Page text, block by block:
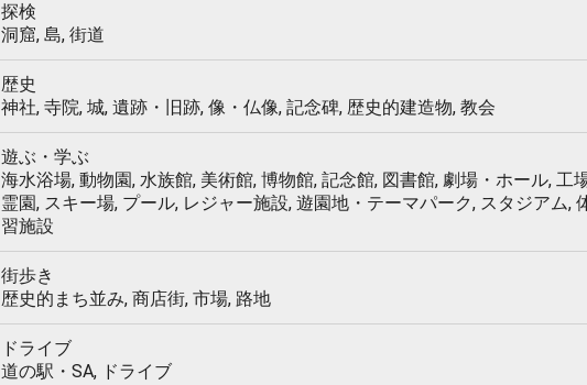
探検
洞窟, 島, 街道
歴史
神社, 寺院, 城, 遺跡・旧跡, 像・仏像, 記念碑, 歴史的建造物, 教会
遊ぶ・学ぶ
海水浴場, 動物園, 水族館, 美術館, 博物館, 記念館, 図書館, 劇場・ホール, 工
霊園, スキー場, プール, レジャー施設, 遊園地・テーマパーク, スタジアム,
習施設
街歩き
歴史的まち並み, 商店街, 市場, 路地
ドライブ
道の駅・SA, ドライブ